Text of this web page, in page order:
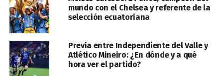
mundo con el Chelsea y referente de la
selección ecuatoriana
Previa entre Independiente del Valle y
Atlético Mineiro: ¿En dónde y a qué
hora ver el partido?